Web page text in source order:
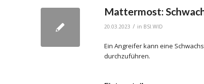
Mattermost:
20.03.2023 / in BSI.WID
Ein Angreifer kann eine
durchzuführen.